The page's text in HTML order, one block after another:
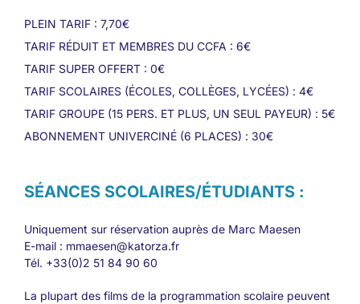
PLEIN TARIF : 7,70€
TARIF RÉDUIT ET MEMBRES DU CCFA : 6€
TARIF SUPER OFFERT : 0€
TARIF SCOLAIRES (ÉCOLES, COLLÈGES, LYCÉES) : 4€
TARIF GROUPE (15 PERS. ET PLUS, UN SEUL PAYEUR) : 5€
ABONNEMENT UNIVERCINÉ (6 PLACES) : 30€
SÉANCES SCOLAIRES/ÉTUDIANTS :
Uniquement sur réservation auprès de Marc Maesen
E-mail : mmaesen@katorza.fr
Tél. +33(0)2 51 84 90 60
La plupart des films de la programmation scolaire peuvent